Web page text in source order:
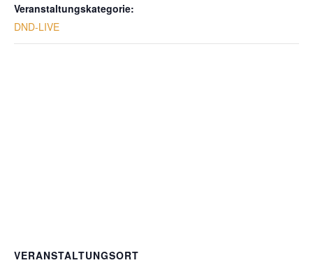
Veranstaltungskategorie:
DND-LIVE
VERANSTALTUNGSORT